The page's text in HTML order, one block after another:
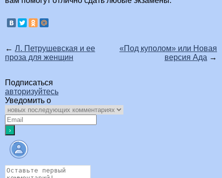
← Л. Петрушевская и ее
проза для женщин
«Под куполом» или Новая
версия Ада →
Подписаться
авторизуйтесь
Уведомить о